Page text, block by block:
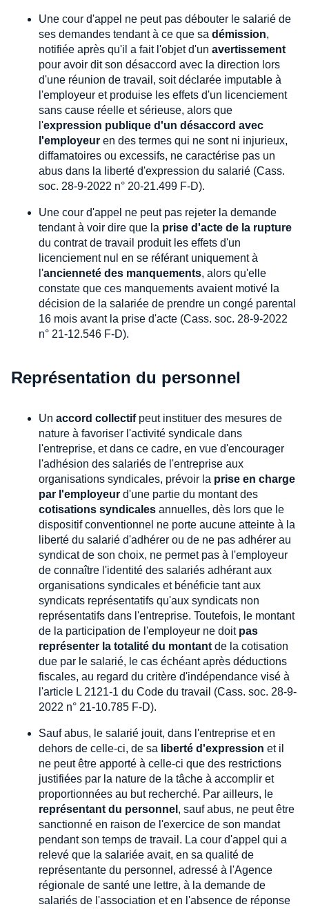
Une cour d'appel ne peut pas débouter le salarié de
ses demandes tendant à ce que sa démission,
notifiée après qu'il a fait l'objet d'un avertissement
pour avoir dit son désaccord avec la direction lors
d'une réunion de travail, soit déclarée imputable à
l'employeur et produise les effets d'un licenciement
sans cause réelle et sérieuse, alors que
l'expression publique d'un désaccord avec
l'employeur en des termes qui ne sont ni injurieux,
diffamatoires ou excessifs, ne caractérise pas un
abus dans la liberté d'expression du salarié (Cass.
soc. 28-9-2022 n° 20-21.499 F-D).
Une cour d'appel ne peut pas rejeter la demande
tendant à voir dire que la prise d'acte de la rupture
du contrat de travail produit les effets d'un
licenciement nul en se référant uniquement à
l'ancienneté des manquements, alors qu'elle
constate que ces manquements avaient motivé la
décision de la salariée de prendre un congé parental
16 mois avant la prise d'acte (Cass. soc. 28-9-2022
n° 21-12.546 F-D).
Représentation du personnel
Un accord collectifpeut instituer des mesures de
nature à favoriser l'activité syndicale dans
l'entreprise, et dans ce cadre, en vue d'encourager
l'adhésion des salariés de l'entreprise aux
organisations syndicales, prévoir la prise en charge
par l'employeur d'une partie du montant des
cotisations syndicales annuelles, dès lors que le
dispositif conventionnel ne porte aucune atteinte à la
liberté du salarié d'adhérer ou de ne pas adhérer au
syndicat de son choix, ne permet pas à l'employeur
de connaître l'identité des salariés adhérant aux
organisations syndicales et bénéficie tant aux
syndicats représentatifs qu'aux syndicats non
représentatifs dans l'entreprise. Toutefois, le montant
de la participation de l'employeur ne doit pas
représenter la totalité du montant de la cotisation
due par le salarié, le cas échéant après déductions
fiscales, au regard du critère d'indépendance visé à
l'article L 2121-1 du Code du travail (Cass. soc. 28-9-
2022 n° 21-10.785 F-D).
Sauf abus, le salarié jouit, dans l'entreprise et en
dehors de celle-ci, de sa liberté d'expression et il
ne peut être apporté à celle-ci que des restrictions
justifiées par la nature de la tâche à accomplir et
proportionnées au but recherché. Par ailleurs, le
représentant du personnel , sauf abus, ne peut être
sanctionné en raison de l'exercice de son mandat
pendant son temps de travail. La cour d'appel qui a
relevé que la salariée avait, en sa qualité de
représentante du personnel, adressé à l'Agence
régionale de santé une lettre, à la demande de
salariés de l'association et en l'absence de réponse